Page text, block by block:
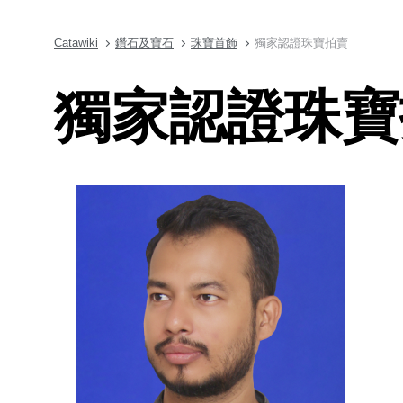
Catawiki 鑽石及寶石 珠寶首飾 獨家認證珠寶拍賣
獨家認證珠